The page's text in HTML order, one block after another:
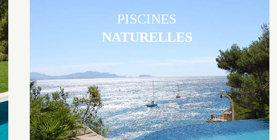
Les piscines en béton naturelles Jacques Brens sont originales, elles
s’intègrent parfaitement à leur environnement grâce à un jeu de
volume et de matière sur-mesure conçu par notre bureau d’étude
PISCINES
NATURELLES